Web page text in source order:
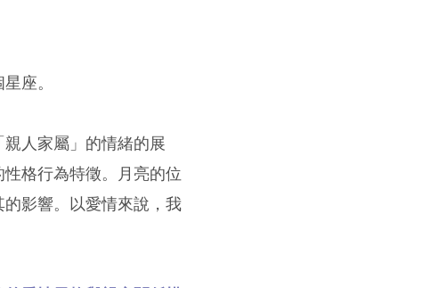
座。
人家屬」的情緒的展
格行為特徵。月亮的位
影響。以愛情來說，我